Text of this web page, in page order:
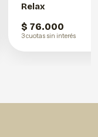
Relax
$ 76.000
3 cuotas sin interés